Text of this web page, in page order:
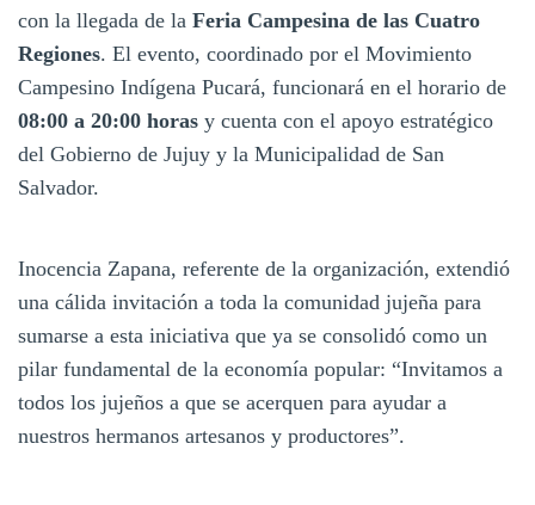
con la llegada de la Feria Campesina de las Cuatro
Regiones. El evento, coordinado por el Movimiento
Campesino Indígena Pucará, funcionará en el horario de
08:00 a 20:00 horas y cuenta con el apoyo estratégico
del Gobierno de Jujuy y la Municipalidad de San
Salvador.
Inocencia Zapana, referente de la organización, extendió
una cálida invitación a toda la comunidad jujeña para
sumarse a esta iniciativa que ya se consolidó como un
pilar fundamental de la economía popular: “Invitamos a
todos los jujeños a que se acerquen para ayudar a
nuestros hermanos artesanos y productores”.